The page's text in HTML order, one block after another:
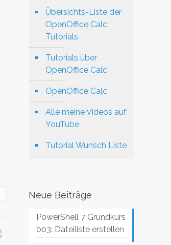
Übersichts-Liste der
OpenOffice Calc
Tutorials
Tutorials über
OpenOffice Calc
OpenOffice Calc
Alle meine Videos auf
YouTube
Tutorial Wunsch Liste
Neue Beiträge
PowerShell 7 Grundkurs
003: Dateiliste erstellen